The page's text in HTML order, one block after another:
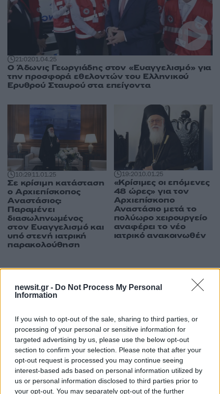
newsit.gr - Do Not Process My Personal
Information
If you wish to opt-out of the sale, sharing to third parties, or
processing of your personal or sensitive information for
targeted advertising by us, please use the below opt-out
section to confirm your selection. Please note that after your
opt-out request is processed you may continue seeing
interest-based ads based on personal information utilized by
us or personal information disclosed to third parties prior to
your opt-out. You may separately opt-out of the further
21:0201.04.25
Ο Άδωνις Γεωργιάδης στον «Ευαγγελισμό» για
την προσφορά εθελοντών του Ελληνικού
Ερυθρού Σταυρού στα επείγοντα
10:2911.01.25
Σε κρίσιμη κατάσταση
ο Αρχιεπίσκοπος
Αναστάσιος:
Παραμένει
διασωληνωμένος
στον Ευαγγελισμό και
υπό στενή ιατρική
παρακολούθηση
19:2010.01.25
«Κρίσιμες οι επόμενες
48 ώρες» για τον
Αρχιεπίσκοπο
Αναστάσιο μετά το
πολύωρο χειρουργείο
αναφέρει το νέο
ιατρικό ανακοινωθέν